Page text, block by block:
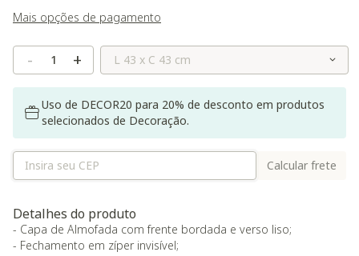
Mais opções de pagamento
- + Selecione o Tamanho
Uso de DECOR20 para 20% de desconto em produtos
selecionados de Decoração.
Calcular frete
Detalhes do produto
- Capa de Almofada com frente bordada e verso liso;
- Fechamento em zíper invisível;